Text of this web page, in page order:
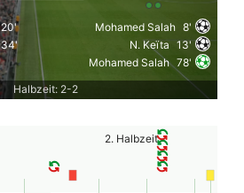
20'
34'
Mohamed Salah 8'
N. Keïta 13'
Mohamed Salah 78'
Halbzeit: 2-2
2. Halbzeit